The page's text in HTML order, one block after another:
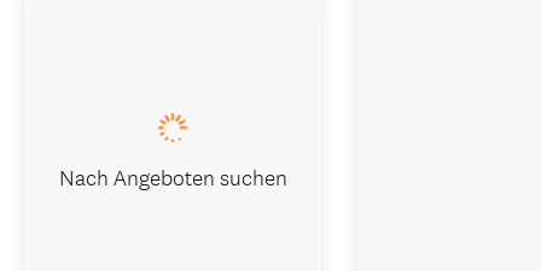
Nach Angeboten suchen